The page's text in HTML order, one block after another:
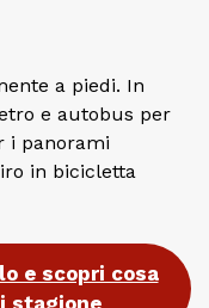
a piedi. In
e autobus per
i panorami
in bicicletta
e scopri cosa